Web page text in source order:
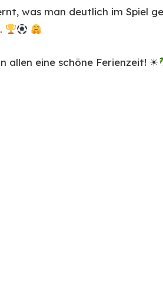
was man deutlich im Spiel
allen eine schöne Ferienzeit! ☀